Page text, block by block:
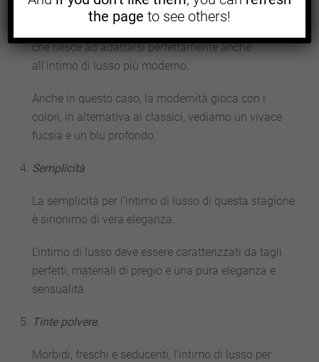
Di pari passo con la tendenza dell’intimo di lusso
retrò, anche in questo caso il pizzo è un materiale
che riesce ad adattarsi perfettamente anche
all’intimo di lusso più moderno.
Anche in questo caso, la modernità gioca con i
colori, in alternativa ai classici, vediamo un vivace
fucsia e un blu profondo.
Semplicità
La semplicità per l’intimo di lusso di questa stagione
è sinonimo di vera eleganza.
L’intimo di lusso deve essere caratterizzati da tagli
perfetti, materiali di pregio e una pura eleganza e
sensualità.
Tinte polvere.
Morbidi, freschi e seducenti, l’intimo di lusso per
the page to see others!